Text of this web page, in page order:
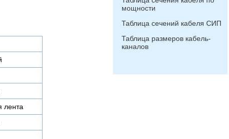
лента
мощности
Таблица сечений кабеля СИП
Таблица размеров кабель-
каналов